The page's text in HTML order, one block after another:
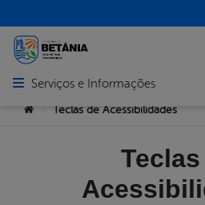
Abrir menu principal de
Serviços e Informações
Você está aqui:
Teclas de Acessibilidades